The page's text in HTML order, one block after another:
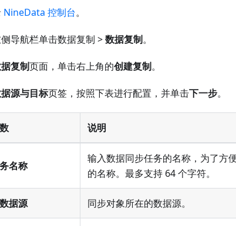
NineData 控制台。
导航栏单击数据复制 >数据复制。
复制页面，单击右上角的创建复制。
源与目标页签，按照下表进行配置，并单击下一步。
说明
名称
输入数据同步任务的名称，为了方
的名称。最多支持 64 个字符。
据源 同步对象所在的数据源。